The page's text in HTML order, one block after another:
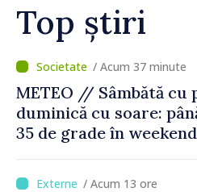
Top știri
/ Acum 37 minute
METEO // Sâmbătă cu
duminică cu soare:
35 de grade în weekend
/ Acum 13 ore